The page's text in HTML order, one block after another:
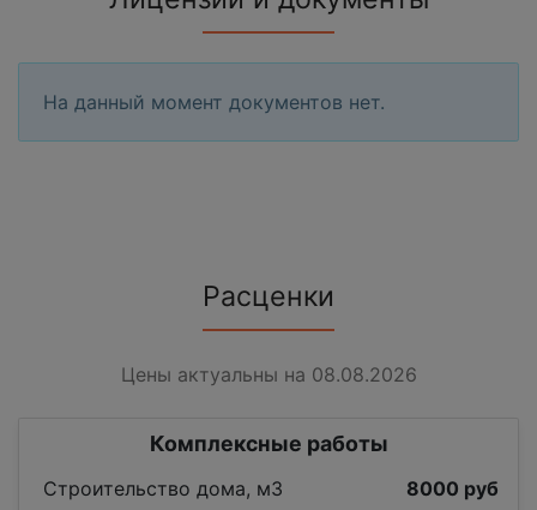
На данный момент документов нет.
Расценки
Цены актуальны на 08.08.2026
Комплексные работы
Строительство дома, м3
8000 руб